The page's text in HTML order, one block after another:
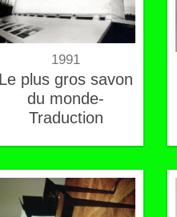
1991
Le plus gros savon
du monde-
Traduction